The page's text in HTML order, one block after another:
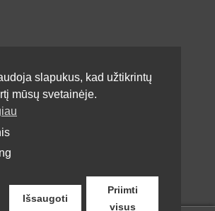
slapukus, kad užtikrintų
mūsų svetainėje.
Išsaugoti
Priimti
visus